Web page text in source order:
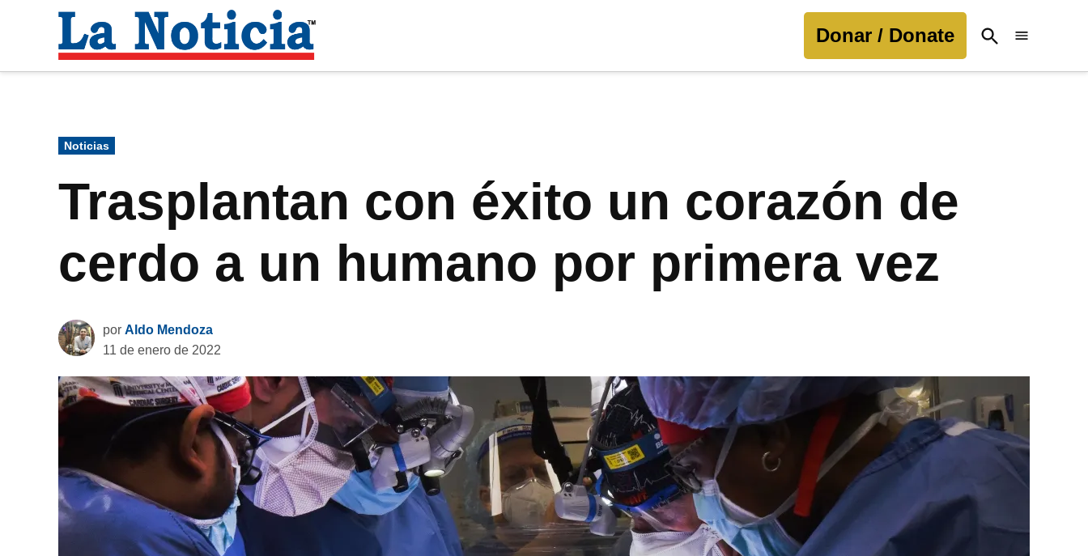
contenido
Noticia
Donar / Donate
Open
Search
Publicado
en
Noticias
Trasplantan con éxito un corazón de
cerdo a un humano por primera vez
por Aldo Mendoza
11 de enero de 2022